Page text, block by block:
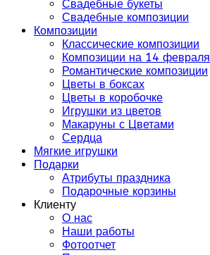
Свадебные букеты
Свадебные композиции
Композиции
Классические композиции
Композиции на 14 февраля
Романтические композиции
Цветы в боксах
Цветы в коробочке
Игрушки из цветов
Макаруны с Цветами
Сердца
Мягкие игрушки
Подарки
Атрибуты праздника
Подарочные корзины
Клиенту
О нас
Наши работы
Фотоотчет